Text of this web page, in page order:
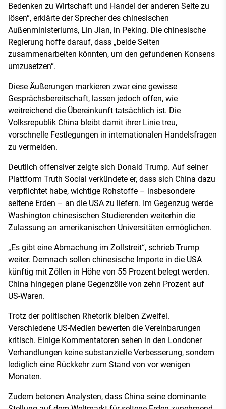
Bedenken zu Wirtschaft und Handel der anderen Seite zu
lösen“, erklärte der Sprecher des chinesischen
Außenministeriums, Lin Jian, in Peking. Die chinesische
Regierung hoffe darauf, dass „beide Seiten
zusammenarbeiten könnten, um den gefundenen Konsens
umzusetzen“.
Diese Äußerungen markieren zwar eine gewisse
Gesprächsbereitschaft, lassen jedoch offen, wie
weitreichend die Übereinkunft tatsächlich ist. Die
Volksrepublik China bleibt damit ihrer Linie treu,
vorschnelle Festlegungen in internationalen Handelsfragen
zu vermeiden.
Deutlich offensiver zeigte sich Donald Trump. Auf seiner
Plattform Truth Social verkündete er, dass sich China dazu
verpflichtet habe, wichtige Rohstoffe – insbesondere
seltene Erden – an die USA zu liefern. Im Gegenzug werde
Washington chinesischen Studierenden weiterhin die
Zulassung an amerikanischen Universitäten ermöglichen.
„Es gibt eine Abmachung im Zollstreit“, schrieb Trump
weiter. Demnach sollen chinesische Importe in die USA
künftig mit Zöllen in Höhe von 55 Prozent belegt werden.
China hingegen plane Gegenzölle von zehn Prozent auf
US-Waren.
Trotz der politischen Rhetorik bleiben Zweifel.
Verschiedene US-Medien bewerten die Vereinbarungen
kritisch. Einige Kommentatoren sehen in den Londoner
Verhandlungen keine substanzielle Verbesserung, sondern
lediglich eine Rückkehr zum Stand von vor wenigen
Monaten.
Zudem betonen Analysten, dass China seine dominante